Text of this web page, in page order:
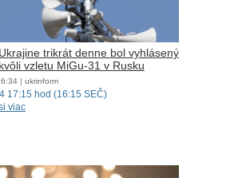
trikrát denne bol vyhlásený
vzletu MiGu-31 v Rusku
| ukrinform
17:15 hod (16:15 SEČ)
viac